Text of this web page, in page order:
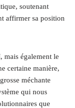
soutenant
affirmer sa position
mais également le
certaine manière,
méchante
qui nous
que